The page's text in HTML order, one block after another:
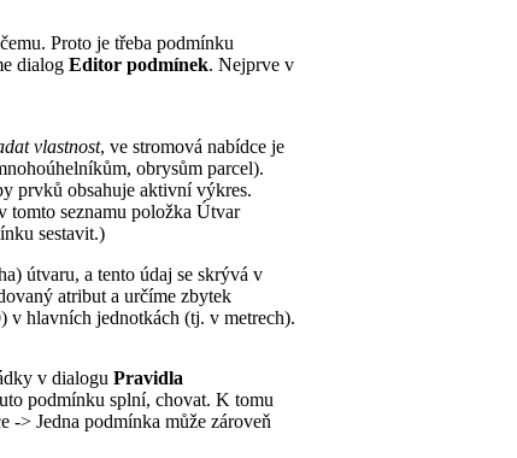
Proto je třeba podmínku
dialog Editor podmínek. Nejprve v
vlastnost, ve stromová nabídce je
obrysům parcel).
prvků obsahuje aktivní výkres.
tomto seznamu položka Útvar
sestavit.)
útvaru, a tento údaj se skrývá v
atribut a určíme zbytek
v hlavních jednotkách (tj. v metrech).
v dialogu Pravidla
podmínku splní, chovat. K tomu
-> Jedna podmínka může zároveň